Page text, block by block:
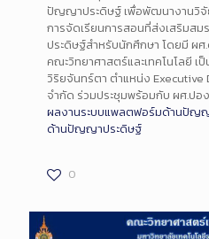
ปัญญาประดิษฐ์ เพื่อพัฒนางานวิ
การจัดเรียนการสอนที่ส่งเสริมส
ประดิษฐ์สำหรับนักศึกษา โดยมี ผ
คณะวิทยาศาสตร์และเทคโนโลยี
วิริยจันทร์ตา ตำแหน่ง Executive
จำกัด ร่วมประชุมพร้อมกับ ผศ.ปอ
ผลงานระบบแพลตฟอร์มด้านปัญ
ด้านปัญญาประดิษฐ์
0